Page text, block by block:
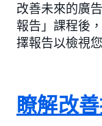
改善未來的廣
報告」課程後
擇報告以檢視
瞭解改